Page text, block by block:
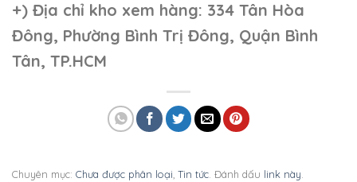
+) Địa chỉ kho xem hàng: 334 Tân Hòa
Đông, Phường Bình Trị Đông, Quận Bình
Tân, TP.HCM
Chuyên mục: Chưa được phân loại, Tin tức. Đánh dấu link này.